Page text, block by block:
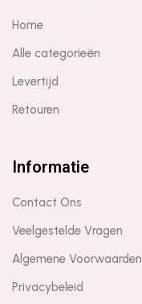
Home
Alle categorieën
Levertijd
Retouren
Informatie
Contact Ons
Veelgestelde Vragen
Algemene Voorwaarden
Privacybeleid